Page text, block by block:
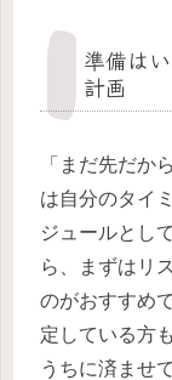
準備は
計画
「まだ先だか
は自分のタイ
ジュールとして
ら、まずはリ
のがおすすめ
定している方
うちに済ませ